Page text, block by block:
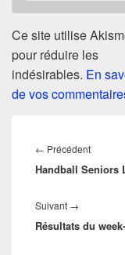
Ce site utilise
pour réduire les
indésirables. En
de vos
de
l’article
← PrécédentArticle
Handball Seniors
Suivant →
suivant :
Résultats du